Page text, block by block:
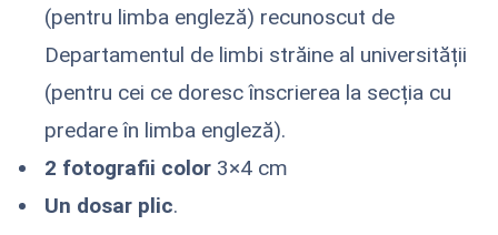
(pentru limba engleză) recunoscut de
Departamentul de limbi străine al universității
(pentru cei ce doresc înscrierea la secția cu
predare în limba engleză).
2 fotografii color 3×4 cm
Un dosar plic.